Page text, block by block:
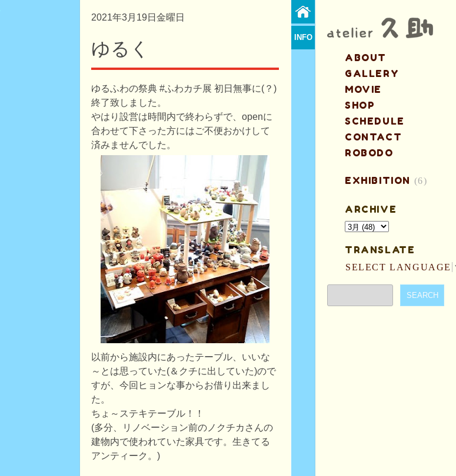
2021年3月19日金曜日
ゆるく
ゆるふわの祭典 #ふわカチ展 初日無事に(？)
終了致しました。
やはり設営は時間内で終わらずで、openに
合わせて下さった方にはご不便おかけして
済みませんでした。
以前から施設内にあったテーブル、いいな
～とは思っていた(＆クチに出していた)ので
すが、今回ヒョンな事からお借り出来まし
た。
ちょ～ステキテーブル！！
(多分、リノベーション前のノクチカさんの
建物内で使われていた家具です。生きてる
アンティーク。)
INFO
ABOUT
GALLERY
MOVIE
SHOP
SCHEDULE
CONTACT
ROBODO
EXHIBITION (6)
ARCHIVE
TRANSLATE
SELECT LANGUAGE